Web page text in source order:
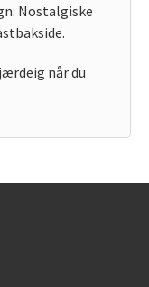
Nostalgiske
når du